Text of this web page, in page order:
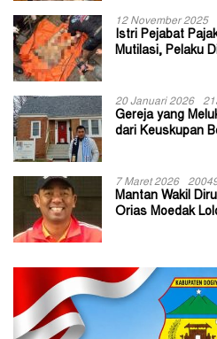
12 November 2025
Istri Pejabat
Mutilasi, Pelaku
20 Januari 2026
Gereja yang
dari Keuskupan
7 Maret 2026
Mantan Wakil
Orias Moedak